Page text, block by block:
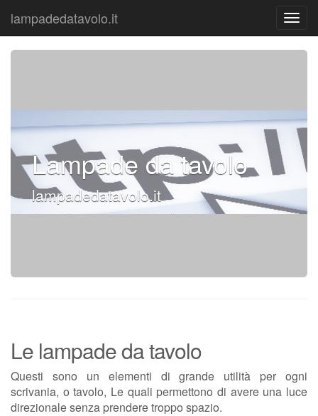
lampadedatavolo.it
Lampade da tavolo
lampadedatavolo.it
Le lampade da tavolo
Questi sono un elementi di grande utilità per ogni
scrivania, o tavolo, Le quali permettono di avere una luce
direzionale senza prendere troppo spazio.